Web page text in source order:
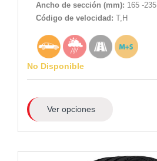
Ancho de sección (mm): 165 -235
Código de velocidad: T,H
No Disponible
Ver opciones